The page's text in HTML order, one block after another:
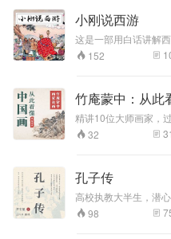
小刚说西游
这是一部用白话讲解
人。原著四大名著，
152
竹庵蒙中：从此
精讲10位大师画家，
32
31
孔子传
高校执教大半生，潜心研究孔孟十
子！ 至圣先师 万世师表 真正走进孔子的内心世界，还原孔子入世进取的鲜活形象，观照我们现实的言行与人生选择。 打破对孔子的平面认知、孤立解读，打破刻板印象，全面了解一个有血有肉的圣人，走进孔子的精神
世界。 “天不生仲尼，万古如长夜” 将文化还原进历史，理解孔子著作后的历史意义，走进春秋时代，深切体悟儒家思想。 全景式地呈现孔子一生的行迹以及周游列国、教书育人的图景和初衷，涉及孔子及其弟子的言
98